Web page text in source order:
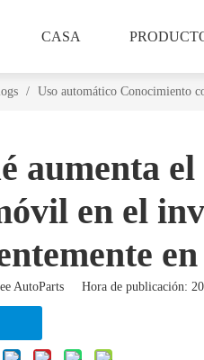
CASA
/ Uso automático Conocimiento
aumenta
en el
AutoParts Hora de publicación: